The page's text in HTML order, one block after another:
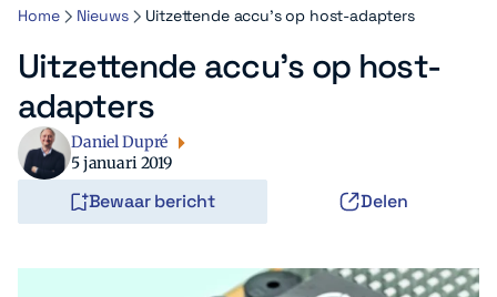
Home Nieuws Uitzettende accu’s op host-adapters
Uitzettende accu’s op host-
adapters
Daniel Dupré
5 januari 2019
Bewaar bericht Delen